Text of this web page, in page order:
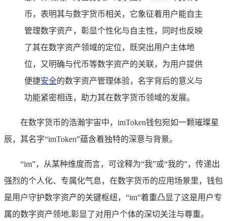
币，表明其与数字货币相关，它象征着用户能自主
管理数字资产，彰显个性化与自主性，同时也反映
了其在数字资产领域的定位，既突出用户主体地
位，又明确与代币等数字资产的关联，为用户提供
便捷安全的数字资产管理体验，名字背后的意义与
功能紧密相连，助力其在数字货币领域的发展。
在数字货币的浩瀚宇宙中，imToken钱包宛如一颗璀璨星
辰，其名字“imToken”蕴含着独特的深意与背景。
“im”，从某种维度而言，可诠释为“我”或“我的”，传递出
强烈的个人化、专属化气息，在数字货币的应用场景里，钱包
是用户守护数字资产的关键枢纽，“im”着重凸显了这是用户专
属的数字资产领地,彰显了对用户个体的深切关注与尊重。